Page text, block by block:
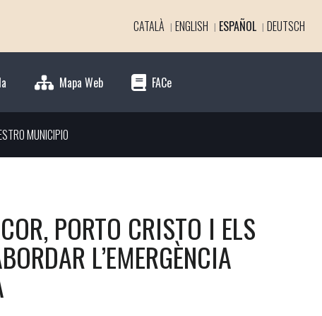
CATALÀ ENGLISH ESPAÑOL DEUTSCH
Mapa Web FACe
MUNICIPIO
PORTO CRISTO I ELS
L’EMERGÈNCIA